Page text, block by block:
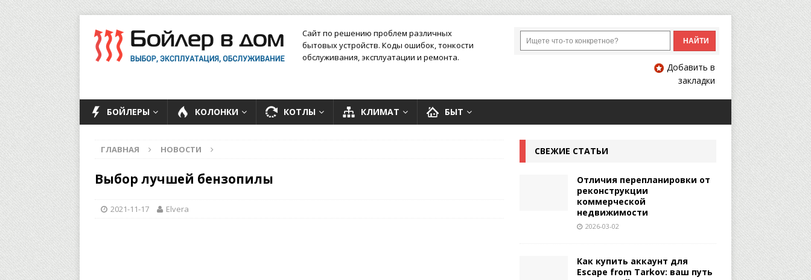
Сайт по решению проблем различных
бытовых устройств. Коды ошибок, тонкости
обслуживания, эксплуатации и ремонта.
Добавить в
закладки
БОЙЛЕРЫ КОЛОНКИ КОТЛЫ КЛИМАТ БЫТ
ГЛАВНАЯ НОВОСТИ
Выбор лучшей бензопилы
2021-11-17 Elvera
СВЕЖИЕ СТАТЬИ
Отличия перепланировки от
реконструкции
коммерческой
недвижимости
2026-03-02
Как купить аккаунт для
Escape from Tarkov: ваш путь